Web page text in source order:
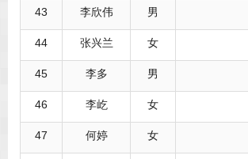
43 李欣伟 男
44 张兴兰 女
45 李多 男
46 李屹 女
47 何婷 女